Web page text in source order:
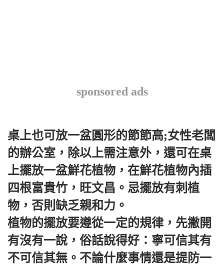
sponsored ads
桌上也可放一盆圓形的節節高;女性老闆
的辦公室，除以上需注意外，還可在桌
上擺放一盆鮮花植物，在鮮花植物內插
四根富貴竹，旺文昌。 忌擺放有刺植
物，否則缺乏親和力。
植物的擺放要遵從一定的規律，先撇開
有沒有一說，俗話說得好：寧可信其有
不可信其無。 不論什麼事情還是提防一